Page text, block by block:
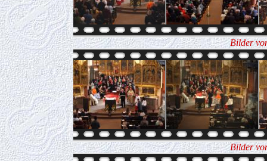
Bilder
Bilder